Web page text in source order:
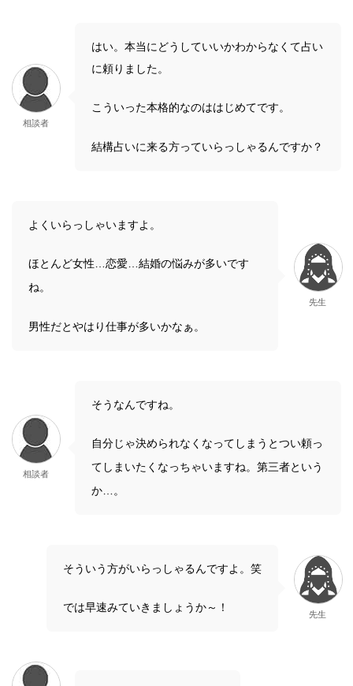
相談者
はい。本当にどうしていいかわからなくて占い
に頼りました。
こういった本格的なのははじめてです。
結構占いに来る方っていらっしゃるんですか？
よくいらっしゃいますよ。
ほとんど女性…恋愛…結婚の悩みが多いです
ね。
男性だとやはり仕事が多いかなぁ。
先生
相談者
そうなんですね。
自分じゃ決められなくなってしまうとつい頼っ
てしまいたくなっちゃいますね。第三者という
か…。
そういう方がいらっしゃるんですよ。笑
では早速みていきましょうか～！
先生